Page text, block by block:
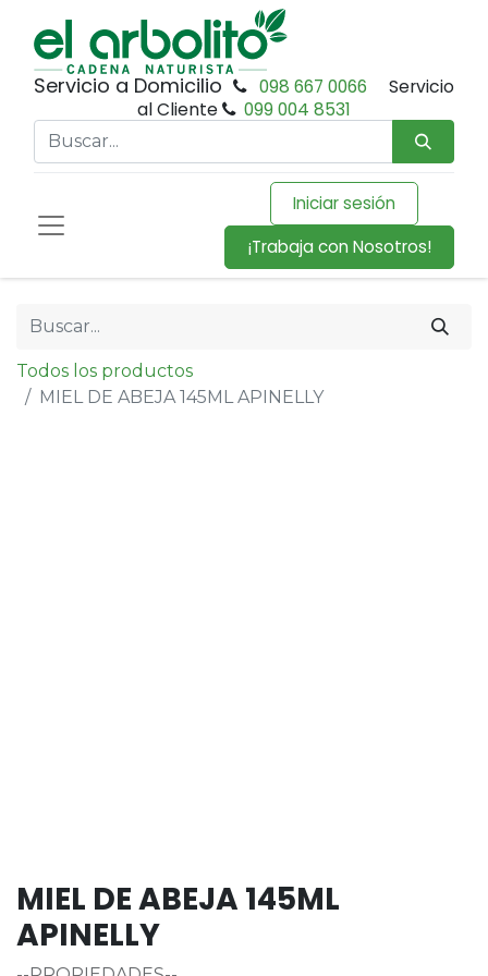
Servicio a Domicilio 098 667 0066
Servicio
al Cliente
099 004 8531
Iniciar sesión
¡Trabaja con Nosotros!
Todos los productos
MIEL DE ABEJA 145ML APINELLY
MIEL DE ABEJA 145ML
APINELLY